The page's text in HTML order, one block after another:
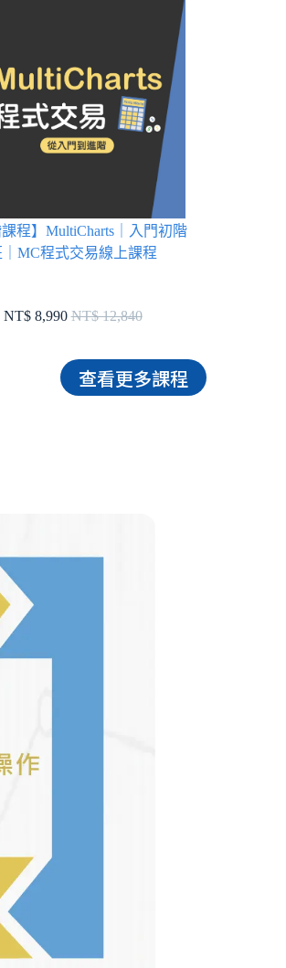
課程】MultiCharts｜入門初階
｜MC程式交易線上課程
NT$ 8,990 NT$ 12,840
查看更多課程